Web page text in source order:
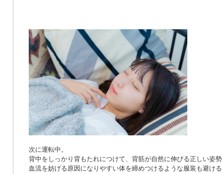
次に運転中。
背中をしっかり背もたれにつけて、背筋が自然に伸びる正しい姿
血流を妨げる原因になりやすい体を締めつけるような服装も避け